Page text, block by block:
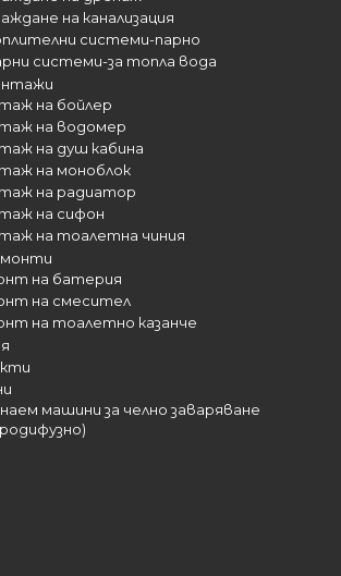
на канализация
системи-парно
системи-за топла вода
на бойлер
на водомер
на душ кабина
на моноблок
на радиатор
на сифон
на тоалетна чиния
на батерия
на смесител
на тоалетно казанче
машини за челно заваряване